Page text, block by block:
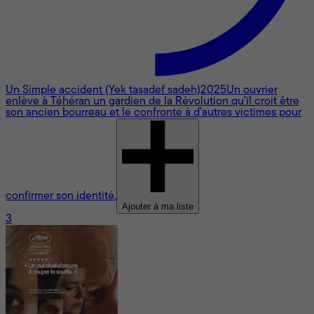
Un Simple accident (Yek tasadef sadeh)2025Un ouvrier
enlève à Téhéran un gardien de la Révolution qu’il croit être
son ancien bourreau et le confronte à d’autres victimes pour
confirmer son identité.
Ajouter à ma liste
3